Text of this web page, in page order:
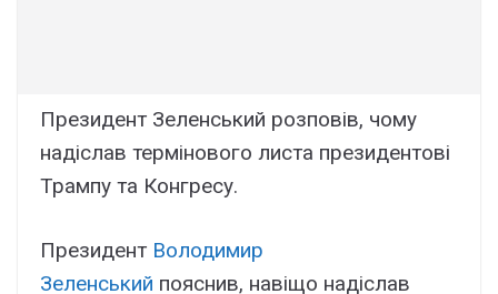
Президент Зеленський розповів, чому
надіслав термінового листа президентові
Трампу та Конгресу.
Президент Володимир
Зеленський пояснив, навіщо надіслав